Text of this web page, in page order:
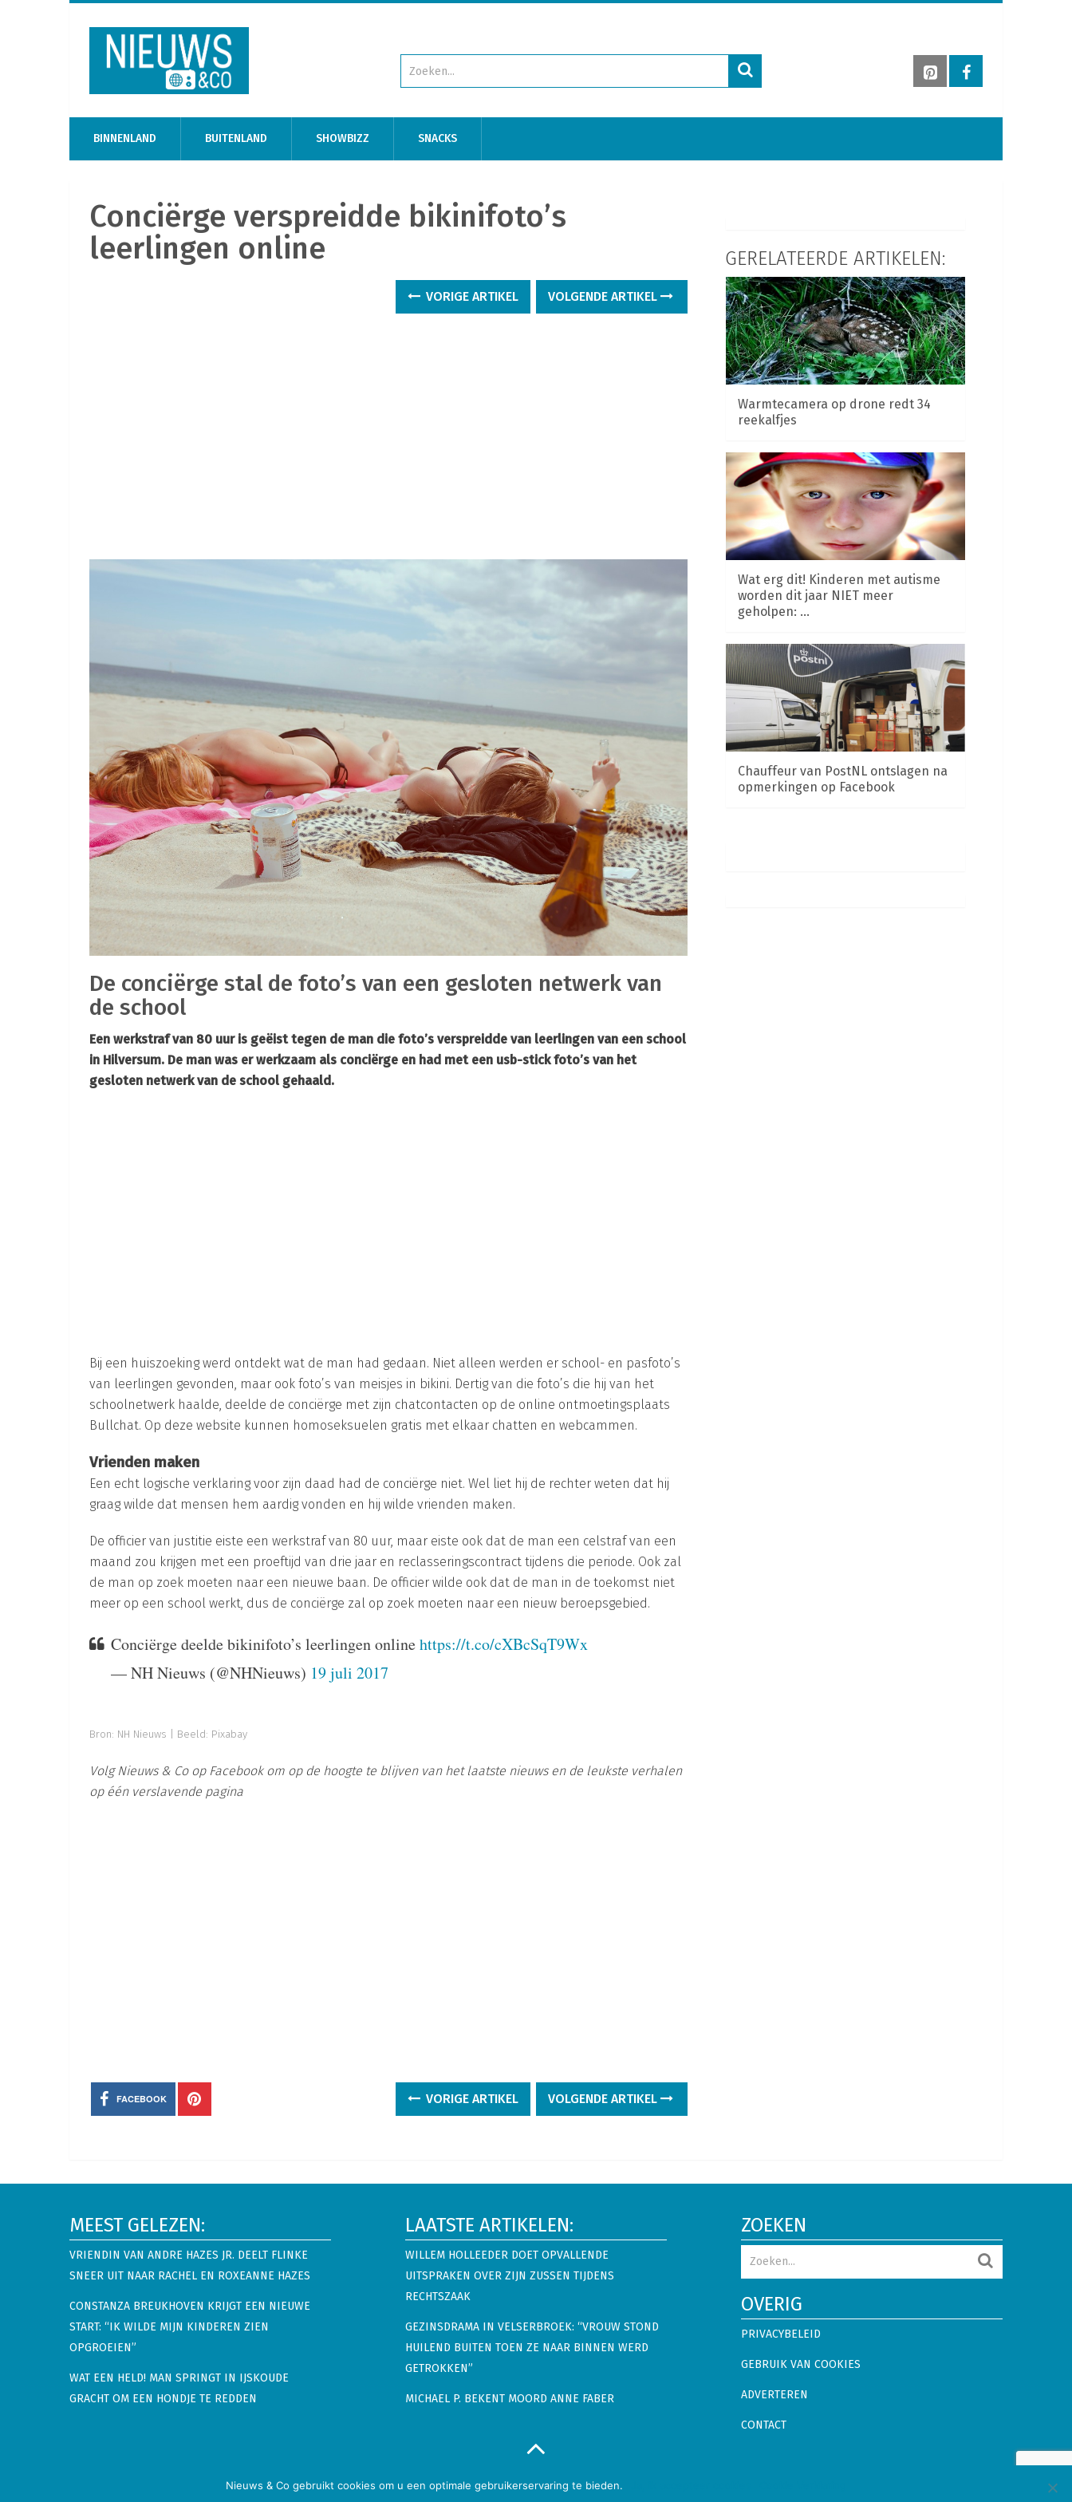
BINNENLAND BUITENLAND SHOWBIZZ SNACKS
Conciërge verspreidde bikinifoto’s
leerlingen online
VORIGE ARTIKEL VOLGENDE ARTIKEL
De conciërge stal de foto’s van een gesloten netwerk van
de school
Een werkstraf van 80 uur is geëist tegen de man die foto’s verspreidde van leerlingen van een school
in Hilversum. De man was er werkzaam als conciërge en had met een usb-stick foto’s van het
gesloten netwerk van de school gehaald.
Bij een huiszoeking werd ontdekt wat de man had gedaan. Niet alleen werden er school- en pasfoto’s
van leerlingen gevonden, maar ook foto’s van meisjes in bikini. Dertig van die foto’s die hij van het
schoolnetwerk haalde, deelde de conciërge met zijn chatcontacten op de online ontmoetingsplaats
Bullchat. Op deze website kunnen homoseksuelen gratis met elkaar chatten en webcammen.
Vrienden maken
Een echt logische verklaring voor zijn daad had de conciërge niet. Wel liet hij de rechter weten dat hij
graag wilde dat mensen hem aardig vonden en hij wilde vrienden maken.
De officier van justitie eiste een werkstraf van 80 uur, maar eiste ook dat de man een celstraf van een
maand zou krijgen met een proeftijd van drie jaar en reclasseringscontract tijdens die periode. Ook zal
de man op zoek moeten naar een nieuwe baan. De officier wilde ook dat de man in de toekomst niet
meer op een school werkt, dus de conciërge zal op zoek moeten naar een nieuw beroepsgebied.
Conciërge deelde bikinifoto’s leerlingen onlinehttps://t.co/cXBcSqT9Wx
— NH Nieuws (@NHNieuws) 19 juli 2017
Bron: NH Nieuws Beeld: Pixabay
Volg Nieuws & Co op Facebook om op de hoogte te blijven van het laatste nieuws en de leukste verhalen
op één verslavende pagina
FACEBOOK VORIGE ARTIKEL VOLGENDE ARTIKEL
GERELATEERDE ARTIKELEN:
Warmtecamera op drone redt 34
reekalfjes
Wat erg dit! Kinderen met autisme
worden dit jaar NIET meer
geholpen: …
Chauffeur van PostNL ontslagen na
opmerkingen op Facebook
MEEST GELEZEN:
VRIENDIN VAN ANDRE HAZES JR. DEELT FLINKE
SNEER UIT NAAR RACHEL EN ROXEANNE HAZES
CONSTANZA BREUKHOVEN KRIJGT EEN NIEUWE
START: “IK WILDE MIJN KINDEREN ZIEN
OPGROEIEN”
WAT EEN HELD! MAN SPRINGT IN IJSKOUDE
GRACHT OM EEN HONDJE TE REDDEN
LAATSTE ARTIKELEN:
WILLEM HOLLEEDER DOET OPVALLENDE
UITSPRAKEN OVER ZIJN ZUSSEN TIJDENS
RECHTSZAAK
GEZINSDRAMA IN VELSERBROEK: “VROUW STOND
HUILEND BUITEN TOEN ZE NAAR BINNEN WERD
GETROKKEN”
MICHAEL P. BEKENT MOORD ANNE FABER
ZOEKEN
OVERIG
PRIVACYBELEID
GEBRUIK VAN COOKIES
ADVERTEREN
CONTACT
Nieuws & Co gebruikt cookies om u een optimale gebruikerservaring te bieden.